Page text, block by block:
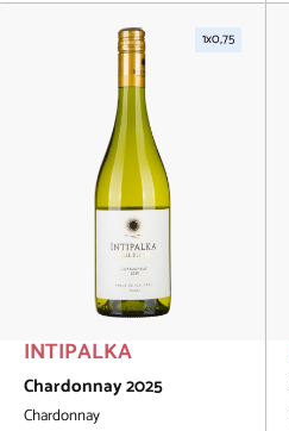
1x0,75
INTIPALKA
Chardonnay 2025
Chardonnay